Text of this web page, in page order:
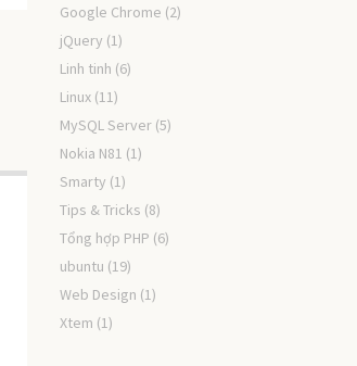
Google Chrome (2)
jQuery (1)
Linh tinh (6)
Linux (11)
MySQL Server (5)
Nokia N81 (1)
Smarty (1)
Tips & Tricks (8)
Tổng hợp PHP (6)
ubuntu (19)
Web Design (1)
Xtem (1)